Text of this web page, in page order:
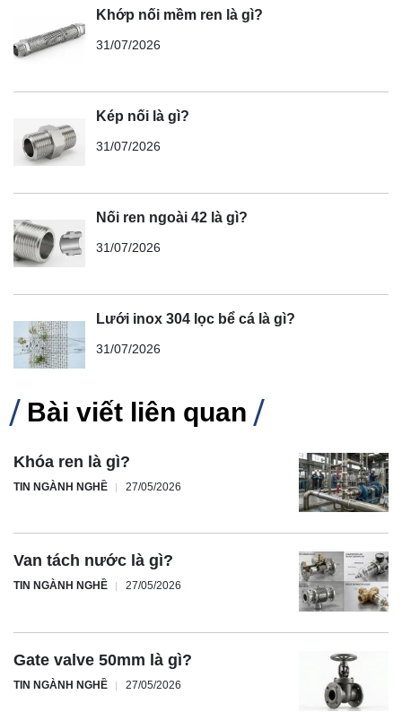
Khớp nối mềm ren là gì?
31/07/2026
Kép nối là gì?
31/07/2026
Nối ren ngoài 42 là gì?
31/07/2026
Lưới inox 304 lọc bể cá là gì?
31/07/2026
Bài viết liên quan
Khóa ren là gì?
TIN NGÀNH NGHỀ 27/05/2026
Van tách nước là gì?
TIN NGÀNH NGHỀ 27/05/2026
Gate valve 50mm là gì?
TIN NGÀNH NGHỀ 27/05/2026